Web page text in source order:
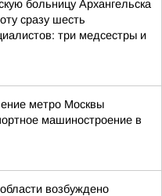
больницу Архангельска
сразу шесть
три медсестры и
метро Москвы
машиностроение в
возбуждено